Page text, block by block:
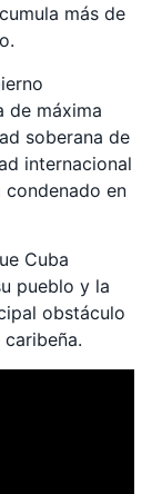
más de
de máxima
soberana de
internacional
en
Cuba
pueblo y la
obstáculo